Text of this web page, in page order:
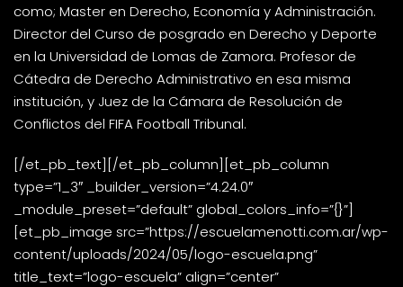
como; Master en Derecho, Economía y Administración.
Director del Curso de posgrado en Derecho y Deporte
en la Universidad de Lomas de Zamora. Profesor de
Cátedra de Derecho Administrativo en esa misma
institución, y Juez de la Cámara de Resolución de
Conflictos del FIFA Football Tribunal.
[/et_pb_text][/et_pb_column][et_pb_column
type=”1_3″ _builder_version=”4.24.0″
_module_preset=”default” global_colors_info=”{}”]
[et_pb_image src=”https://escuelamenotti.com.ar/wp-
content/uploads/2024/05/logo-escuela.png”
title_text=”logo-escuela” align=”center”